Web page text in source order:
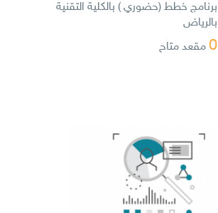
برنامج خطط (حضوري ) بالكلية التقنية
بالرياض
0 مقعد متاح